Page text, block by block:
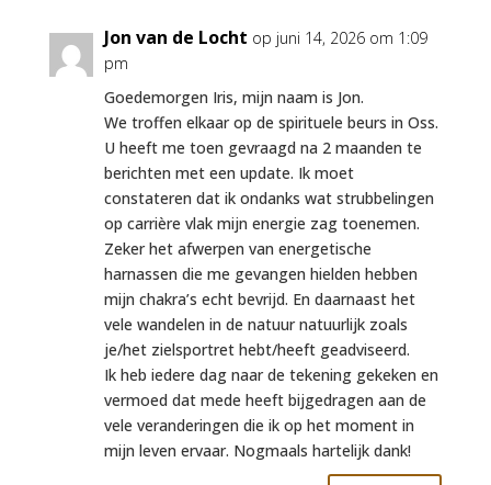
Jon van de Locht op juni 14, 2026 om 1:09
pm
Goedemorgen Iris, mijn naam is Jon.
We troffen elkaar op de spirituele beurs in Oss.
U heeft me toen gevraagd na 2 maanden te
berichten met een update. Ik moet
constateren dat ik ondanks wat strubbelingen
op carrière vlak mijn energie zag toenemen.
Zeker het afwerpen van energetische
harnassen die me gevangen hielden hebben
mijn chakra’s echt bevrijd. En daarnaast het
vele wandelen in de natuur natuurlijk zoals
je/het zielsportret hebt/heeft geadviseerd.
Ik heb iedere dag naar de tekening gekeken en
vermoed dat mede heeft bijgedragen aan de
vele veranderingen die ik op het moment in
mijn leven ervaar. Nogmaals hartelijk dank!